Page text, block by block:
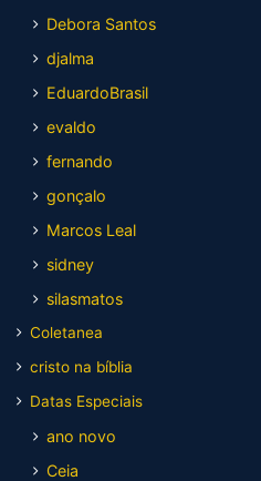
Debora Santos
djalma
EduardoBrasil
evaldo
fernando
gonçalo
Marcos Leal
sidney
silasmatos
Coletanea
cristo na bíblia
Datas Especiais
ano novo
Ceia